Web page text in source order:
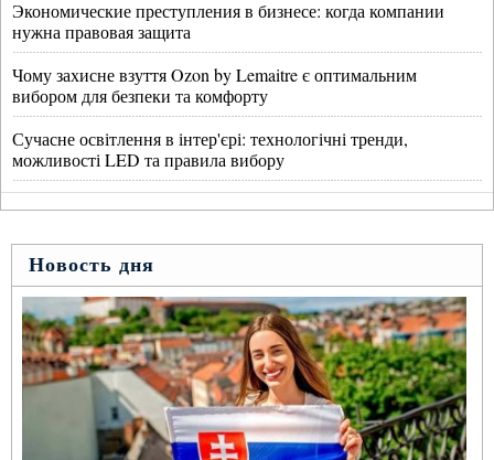
Экономические преступления в бизнесе: когда компании
нужна правовая защита
Чому захисне взуття Ozon by Lemaitre є оптимальним
вибором для безпеки та комфорту
Сучасне освітлення в інтер'єрі: технологічні тренди,
можливості LED та правила вибору
Новость дня